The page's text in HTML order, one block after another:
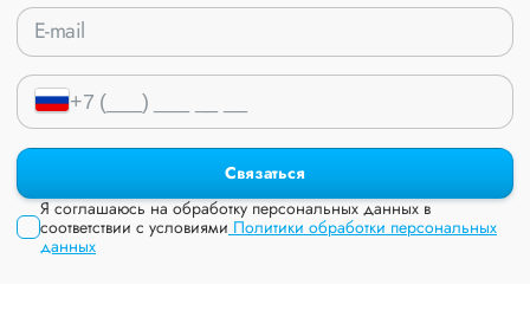
Я соглашаюсь на обработку персональных данных в
соответствии с условиями Политики обработки персональных
данных
Связаться